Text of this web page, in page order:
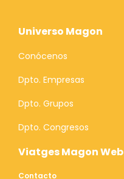
Viatges Magon Web
Contacto
Universo Magon
Conócenos
Dpto. Empresas
Dpto. Grupos
Dpto. Congresos